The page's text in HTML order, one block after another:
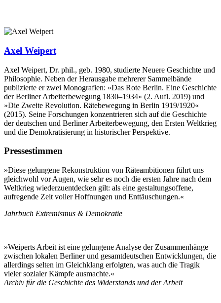
Axel Weipert
Axel Weipert, Dr. phil., geb. 1980, studierte Neuere Geschichte und
Philosophie. Neben der Herausgabe mehrerer Sammelbände
publizierte er zwei Monografien: »Das Rote Berlin. Eine Geschichte
der Berliner Arbeiterbewegung 1830–1934« (2. Aufl. 2019) und
»Die Zweite Revolution. Rätebewegung in Berlin 1919/1920«
(2015). Seine Forschungen konzentrieren sich auf die Geschichte
der deutschen und Berliner Arbeiterbewegung, den Ersten Weltkrieg
und die Demokratisierung in historischer Perspektive.
Pressestimmen
»Diese gelungene Rekonstruktion von Räteambitionen führt uns
gleichwohl vor Augen, wie sehr es noch die ersten Jahre nach dem
Weltkrieg wiederzuentdecken gilt: als eine gestaltungsoffene,
aufregende Zeit voller Hoffnungen und Enttäuschungen.«
Jahrbuch Extremismus & Demokratie
»Weiperts Arbeit ist eine gelungene Analyse der Zusammenhänge
zwischen lokalen Berliner und gesamtdeutschen Entwicklungen, die
allerdings selten im Gleichklang erfolgten, was auch die Tragik
vieler sozialer Kämpfe ausmachte.«
Archiv für die Geschichte des Widerstands und der Arbeit